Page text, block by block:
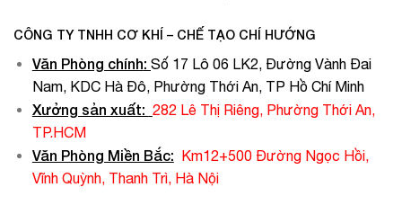
CÔNG TY TNHH CƠ KHÍ – CHẾ TẠO CHÍ HƯỚNG
Văn Phòng chính: Số 17 Lô 06 LK2, Đường Vành Đai
Nam, KDC Hà Đô, Phường Thới An, TP Hồ Chí Minh
Xưởng sản xuất: 282 Lê Thị Riêng, Phường Thới An,
TP.HCM
Văn Phòng Miền Bắc: Km12+500 Đường Ngọc Hồi,
Vĩnh Quỳnh, Thanh Trì, Hà Nội